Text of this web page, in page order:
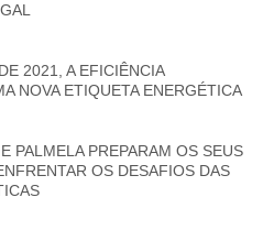
2021, A EFICIÊNCIA
NOVA ETIQUETA ENERGÉTICA
PALMELA PREPARAM OS SEUS
OS DESAFIOS DAS